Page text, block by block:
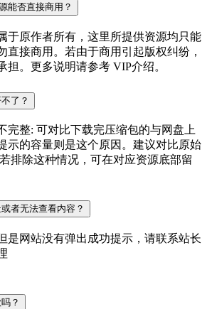
能否直接商用？
于原作者所有，这里所提供资源均只能
直接商用。若由于商用引起版权纠纷，
担。更多说明请参考 VIP介绍。
了？
完整: 可对比下载完压缩包的与网盘上
示的容量则是这个原因。建议对比原始
排除这种情况，可在对应资源底部留
者无法查看内容？
是网站没有弹出成功提示，请联系站长
？